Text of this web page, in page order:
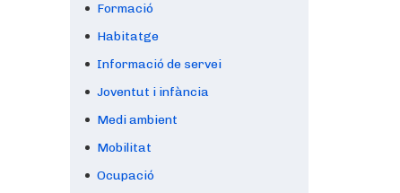
Formació
Habitatge
Informació de servei
Joventut i infància
Medi ambient
Mobilitat
Ocupació